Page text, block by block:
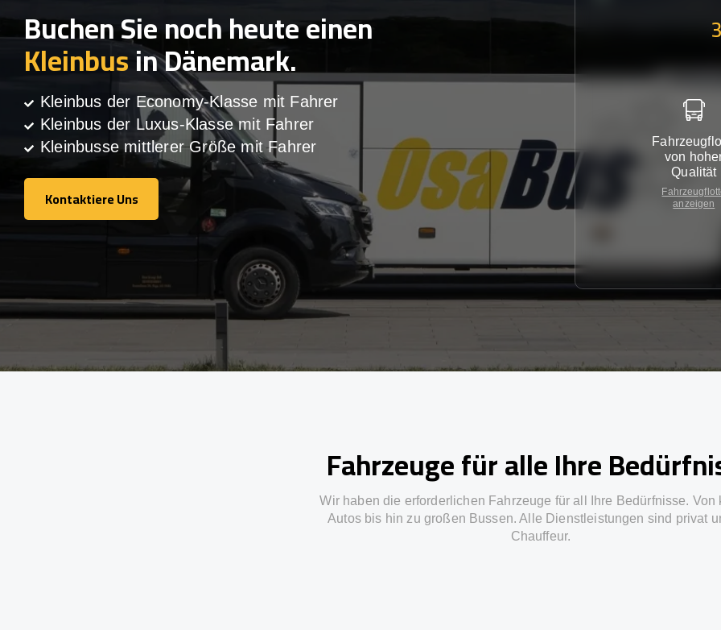
Buchen Sie noch heute einen
Kleinbusin Dänemark.
Kleinbus der Economy-Klasse mit Fahrer
Kleinbus der Luxus-Klasse mit Fahrer
Kleinbusse mittlerer Größe mit Fahrer
Kontaktiere Uns
Kontaktiere Uns
von
Qualität
anzeigen
Fahrzeuge für alle Ihre
Wir haben die erforderlichen Fahrzeuge für all Ihre Bedürfnisse. Von
Autos bis hin zu großen Bussen. Alle Dienstleistungen sind privat
Chauffeur.